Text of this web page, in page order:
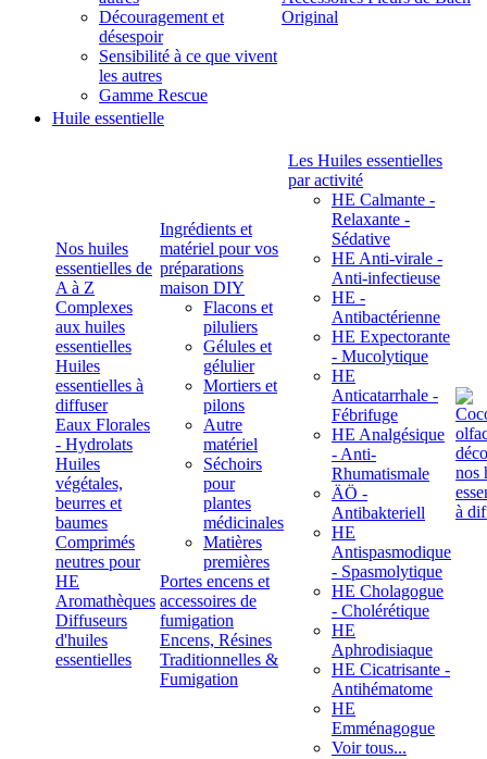
Découragement et
désespoir
Sensibilité à ce que vivent
les autres
Gamme Rescue
Original
Huile essentielle
Nos huiles
essentielles de
A à Z
Complexes
aux huiles
essentielles
Huiles
essentielles à
diffuser
Eaux Florales
- Hydrolats
Huiles
végétales,
beurres et
baumes
Comprimés
neutres pour
HE
Aromathèques
Diffuseurs
d'huiles
essentielles
Ingrédients et
matériel pour vos
préparations
maison DIY
Flacons et
piluliers
Gélules et
gélulier
Mortiers et
pilons
Autre
matériel
Séchoirs
pour
plantes
médicinales
Matières
premières
Portes encens et
accessoires de
fumigation
Encens, Résines
Traditionnelles &
Fumigation
Les Huiles essentielles
par activité
HE Calmante -
Relaxante -
Sédative
HE Anti-virale -
Anti-infectieuse
HE -
Antibactérienne
HE Expectorante
- Mucolytique
HE
Anticatarrhale -
Fébrifuge
HE Analgésique
- Anti-
Rhumatismale
ÄÖ -
Antibakteriell
HE
Antispasmodique
- Spasmolytique
HE Cholagogue
- Cholérétique
HE
Aphrodisiaque
HE Cicatrisante -
Antihématome
HE
Emménagogue
Voir tous...